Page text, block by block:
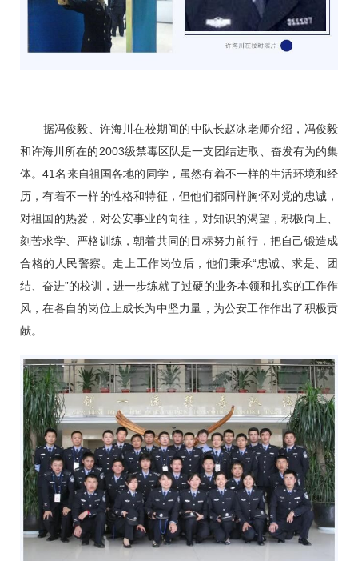
据冯俊毅、许海川在校期间的中队长赵冰老师介绍，冯俊毅
和许海川所在的2003级禁毒区队是一支团结进取、奋发有为的集
体。41名来自祖国各地的同学，虽然有着不一样的生活环境和经
历，有着不一样的性格和特征，但他们都同样胸怀对党的忠诚，
对祖国的热爱，对公安事业的向往，对知识的渴望，积极向上、
刻苦求学、严格训练，朝着共同的目标努力前行，把自己锻造成
合格的人民警察。走上工作岗位后，他们秉承“忠诚、求是、团
结、奋进”的校训，进一步练就了过硬的业务本领和扎实的工作作
风，在各自的岗位上成长为中坚力量，为公安工作作出了积极贡
献。